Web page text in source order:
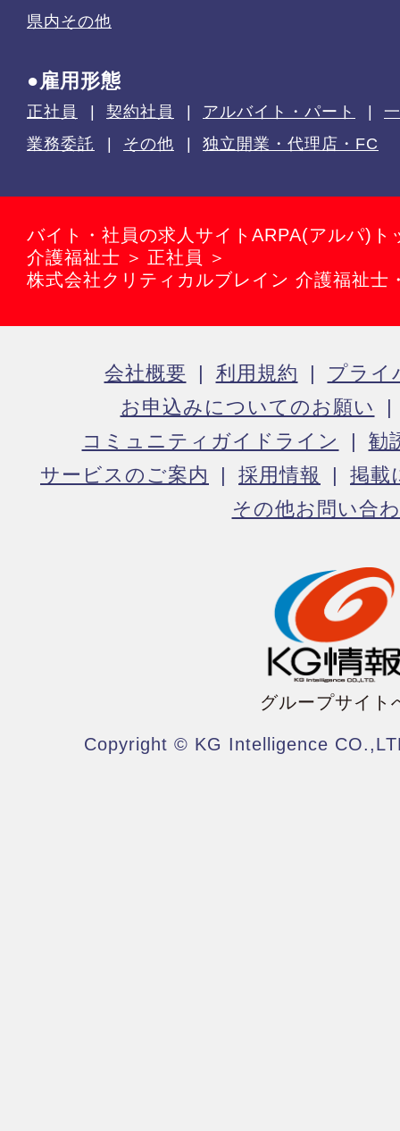
県内その他
●雇用形態
正社員 契約社員 アルバイト・パート
業務委託
その他 独立開業・代理店・FC
バイト・社員の求人サイトARPA(アルパ)ト
介護福祉士
正社員
株式会社クリティカルブレイン 介護福祉士
会社概要 利用規約
プライ
お申込みについてのお願い
コミュニティガイドライン
勧
サービスのご案内
採用情報
掲載
その他お問い合
グループサイト
Copyright © KG Intelligence